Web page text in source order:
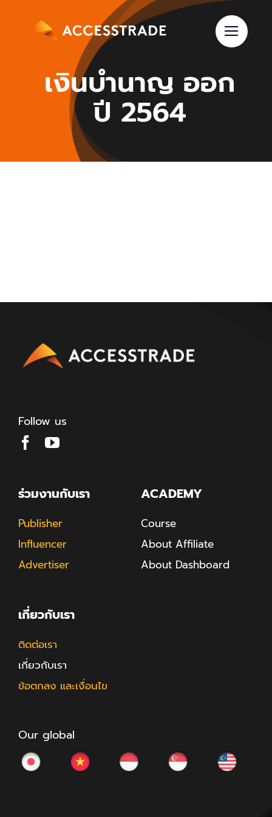
เงินบํานาญ ออก
ปี 2564
Follow us
ร่วมงานกับเรา
Publisher
Influencer
Advertiser
ACADEMY
Course
About Affiliate
About Dashboard
เกี่ยวกับเรา
ติดต่อเรา
เกี่ยวกับเรา
ข้อตกลง และเงื่อนไข
Our global